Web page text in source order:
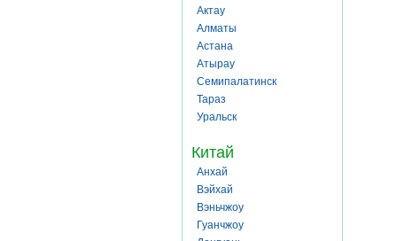
Актау
Алматы
Астана
Атырау
Семипалатинск
Тараз
Уральск
Китай
Анхай
Вэйхай
Вэньчжоу
Гуанчжоу